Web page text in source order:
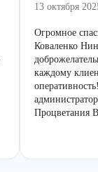
13 октября
Огромное
Коваленко
каждому